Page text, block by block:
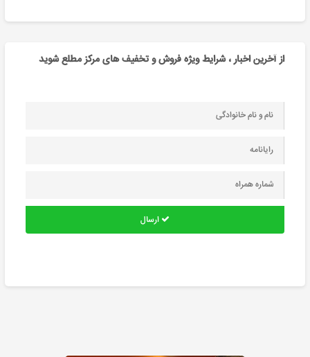
از آخرین اخبار ، شرایط ویژه فروش و تخفیف های مرکز مطلع شوید
ارسال